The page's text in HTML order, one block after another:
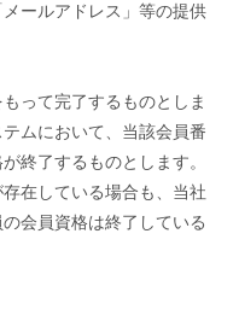
ールアドレス」等の提供
って完了するものとしま
ムにおいて、当該会員番
終了するものとします。
在している場合も、当社
会員資格は終了している